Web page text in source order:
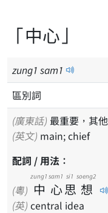
「中心」
zung1 sam1
區別詞
(廣東話) 最重要，其
(英文) main; chief
配詞 / 用法：
(粵) 中
zung1
心
sam1
思
si1
想
soeng2
(英) central idea